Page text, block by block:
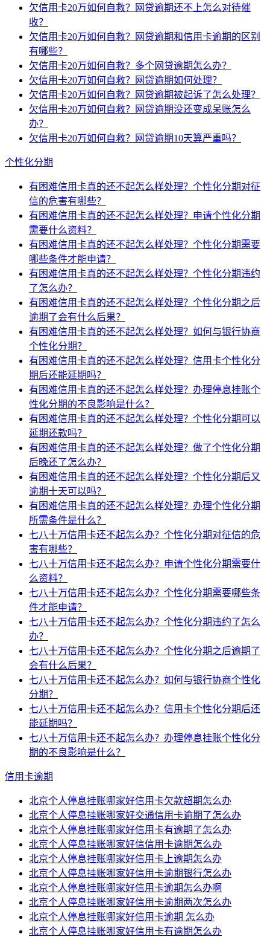
欠信用卡20万如何自救？网贷逾期还不上怎么对待催
收？
欠信用卡20万如何自救？网贷逾期和信用卡逾期的区别
有哪些？
欠信用卡20万如何自救？多个网贷逾期怎么办？
欠信用卡20万如何自救？网贷逾期如何处理？
欠信用卡20万如何自救？网贷逾期被起诉了怎么处理？
欠信用卡20万如何自救？网贷逾期没还变成呆账怎么
办？
欠信用卡20万如何自救？网贷逾期10天算严重吗？
个性化分期
有困难信用卡真的还不起怎么样处理？个性化分期对征
信的危害有哪些？
有困难信用卡真的还不起怎么样处理？申请个性化分期
需要什么资料？
有困难信用卡真的还不起怎么样处理？个性化分期需要
哪些条件才能申请？
有困难信用卡真的还不起怎么样处理？个性化分期违约
了怎么办？
有困难信用卡真的还不起怎么样处理？个性化分期之后
逾期了会有什么后果？
有困难信用卡真的还不起怎么样处理？如何与银行协商
个性化分期？
有困难信用卡真的还不起怎么样处理？信用卡个性化分
期后还能延期吗？
有困难信用卡真的还不起怎么样处理？办理停息挂账个
性化分期的不良影响是什么？
有困难信用卡真的还不起怎么样处理？个性化分期可以
延期还款吗？
有困难信用卡真的还不起怎么样处理？做了个性化分期
后晚还了怎么办？
有困难信用卡真的还不起怎么样处理？个性化分期后又
逾期十天可以吗？
有困难信用卡真的还不起怎么样处理？办理个性化分期
所需条件是什么？
七八十万信用卡还不起怎么办？个性化分期对征信的危
害有哪些？
七八十万信用卡还不起怎么办？申请个性化分期需要什
么资料？
七八十万信用卡还不起怎么办？个性化分期需要哪些条
件才能申请？
七八十万信用卡还不起怎么办？个性化分期违约了怎么
办？
七八十万信用卡还不起怎么办？个性化分期之后逾期了
会有什么后果？
七八十万信用卡还不起怎么办？如何与银行协商个性化
分期？
七八十万信用卡还不起怎么办？信用卡个性化分期后还
能延期吗？
七八十万信用卡还不起怎么办？办理停息挂账个性化分
期的不良影响是什么？
信用卡逾期
北京个人停息挂账哪家好信用卡欠款超期怎么办
北京个人停息挂账哪家好交通信用卡逾期了怎么办
北京个人停息挂账哪家好信用卡有逾期了怎么办
北京个人停息挂账哪家好信信用卡逾期怎么办
北京个人停息挂账哪家好信用卡上逾期怎么办
北京个人停息挂账哪家好信用卡逾期银行怎么办
北京个人停息挂账哪家好信用卡逾期怎么办啊
北京个人停息挂账哪家好信用卡逾期两次怎么办
北京个人停息挂账哪家好信用卡逾期 怎么办
北京个人停息挂账哪家好信用卡有逾期怎么办